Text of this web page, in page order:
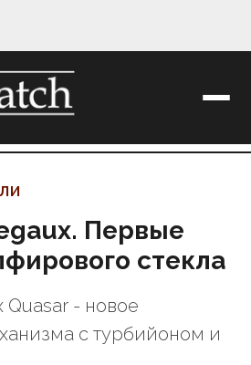
Первые
стекла
Quasar - новое
с турбийоном и